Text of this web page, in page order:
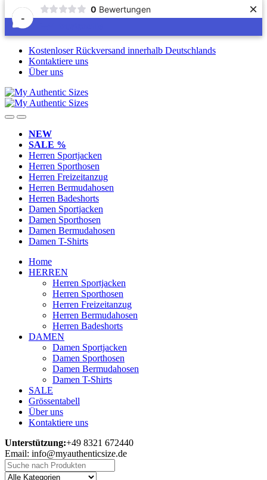
-
0 Bewertungen ×
Skip
navigation
Skip
content
Kostenloser Rückversand innerhalb Deutschlands
Kontaktiere uns
Über uns
NEW
SALE %
Herren Sportjacken
Herren Sporthosen
Herren Freizeitanzug
Herren Bermudahosen
Herren Badeshorts
Damen Sportjacken
Damen Sporthosen
Damen Bermudahosen
Damen T-Shirts
Home
HERREN
Herren Sportjacken
Herren Sporthosen
Herren Freizeitanzug
Herren Bermudahosen
Herren Badeshorts
DAMEN
Damen Sportjacken
Damen Sporthosen
Damen Bermudahosen
Damen T-Shirts
SALE
Grössentabell
Über uns
Kontaktiere uns
Unterstützung:+49 8321 672440
Email: info@myauthenticsize.de
Search
for: